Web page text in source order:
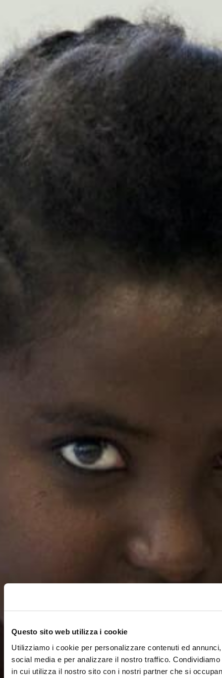
Questo sito web utilizza i cookie
Utilizziamo i cookie per personalizzare contenuti ed
social media e per analizzare il nostro traffico.
in cui utilizza il nostro sito con i nostri partner che si